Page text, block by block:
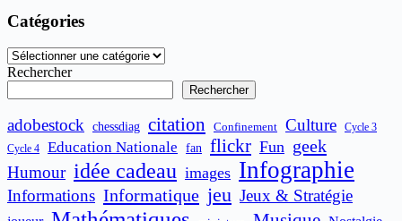
Catégories
Catégories
Rechercher
Rechercher
adobestock chessdiag citation Confinement Culture
Cycle 3
Cycle 4
Education Nationale fan flickr Fun geek
Humour idée cadeau images Infographie
Informations Informatique jeu Jeux & Stratégie